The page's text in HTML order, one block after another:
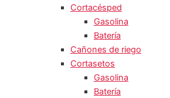
Cortacésped
Gasolina
Batería
Cañones de riego
Cortasetos
Gasolina
Batería